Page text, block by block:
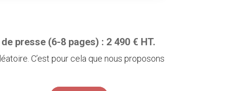
presse (6-8 pages) : 2 490 € HT.
C’est pour cela que nous proposons